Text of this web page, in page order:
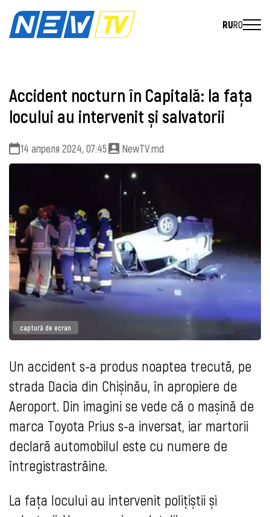
RURO
Accident nocturn în Capitală: la fața
locului au intervenit și salvatorii
14 апреля 2024, 07:45 NewTV.md
captură de ecran
Un accident s-a produs noaptea trecută, pe
strada Dacia din Chișinău, în apropiere de
Aeroport. Din imagini se vede că o mașină de
marca Toyota Prius s-a inversat, iar martorii
declară automobilul este cu numere de
întregistrastrăine.
La fața locului au intervenit polițiștii și